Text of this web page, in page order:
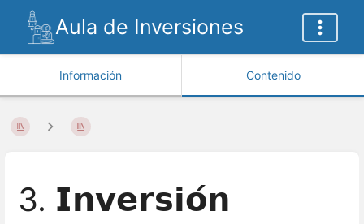
Aula de Inversiones
Información Contenido
3. 𝗜𝗻𝘃𝗲𝗿𝘀𝗶𝗼́𝗻